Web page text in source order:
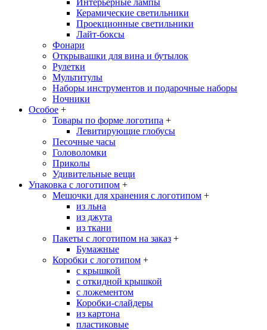
Интерьерные лампы
Керамические светильники
Проекционные светильники
Лайт-боксы
Фонари
Открывашки для вина и бутылок
Рулетки
Мультитулы
Наборы инструментов и подарочные наборы
Ночники
Особое +
Товары по форме логотипа +
Левитирующие глобусы
Песочные часы
Головоломки
Приколы
Удивительные вещи
Упаковка с логотипом +
Мешочки для хранения с логотипом +
из льна
из джута
из ткани
Пакеты с логотипом на заказ +
Бумажные
Коробки с логотипом +
с крышкой
с откидной крышкой
с ложементом
Коробки-слайдеры
из картона
пластиковые